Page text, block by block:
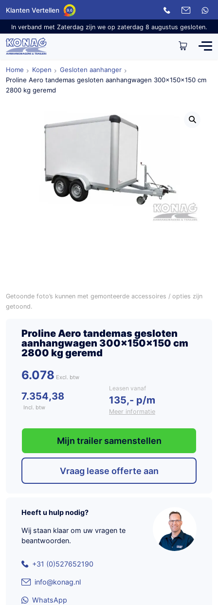
Klanten Vertellen 9,6
In verband met Zaterdag zijn we op zaterdag 8 augustus gesloten.
Home Kopen
Gesloten aanhanger
Proline Aero tandemas gesloten aanhangwagen 300x150x150 cm
2800 kg geremd
Getoonde foto’s kunnen met gemonteerde accessoires / opties zijn
getoond.
Proline Aero tandemas gesloten
aanhangwagen 300x150x150 cm
2800 kg geremd
6.078
7.354,38
Incl. btw
Leasen vanaf
135,- p/m
Meer informatie
Mijn trailer samenstellen
Vraag lease offerte aan
Heeft u hulp nodig?
Wij staan klaar om uw vragen te
beantwoorden.
+31 (0)527652190
info@konag.nl
WhatsApp